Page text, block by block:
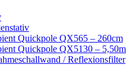
Quickpole QX565 – 260cm
Quickpole QX5130 – 5,50m
/ Reflexionsfilter